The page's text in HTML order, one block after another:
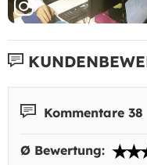
Kommentare 38
Ø Bewertung: